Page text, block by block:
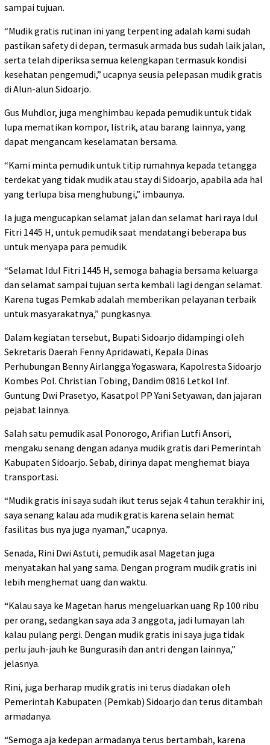
sampai tujuan.
“Mudik gratis rutinan ini yang terpenting adalah kami sudah
pastikan safety di depan, termasuk armada bus sudah laik jalan,
serta telah diperiksa semua kelengkapan termasuk kondisi
kesehatan pengemudi,” ucapnya seusia pelepasan mudik gratis
di Alun-alun Sidoarjo.
Gus Muhdlor, juga menghimbau kepada pemudik untuk tidak
lupa mematikan kompor, listrik, atau barang lainnya, yang
dapat mengancam keselamatan bersama.
“Kami minta pemudik untuk titip rumahnya kepada tetangga
terdekat yang tidak mudik atau stay di Sidoarjo, apabila ada hal
yang terlupa bisa menghubungi,” imbaunya.
Ia juga mengucapkan selamat jalan dan selamat hari raya Idul
Fitri 1445 H, untuk pemudik saat mendatangi beberapa bus
untuk menyapa para pemudik.
“Selamat Idul Fitri 1445 H, semoga bahagia bersama keluarga
dan selamat sampai tujuan serta kembali lagi dengan selamat.
Karena tugas Pemkab adalah memberikan pelayanan terbaik
untuk masyarakatnya,” pungkasnya.
Dalam kegiatan tersebut, Bupati Sidoarjo didampingi oleh
Sekretaris Daerah Fenny Apridawati, Kepala Dinas
Perhubungan Benny Airlangga Yogaswara, Kapolresta Sidoarjo
Kombes Pol. Christian Tobing, Dandim 0816 Letkol Inf.
Guntung Dwi Prasetyo, Kasatpol PP Yani Setyawan, dan jajaran
pejabat lainnya.
Salah satu pemudik asal Ponorogo, Arifian Lutfi Ansori,
mengaku senang dengan adanya mudik gratis dari Pemerintah
Kabupaten Sidoarjo. Sebab, dirinya dapat menghemat biaya
transportasi.
“Mudik gratis ini saya sudah ikut terus sejak 4 tahun terakhir ini,
saya senang kalau ada mudik gratis karena selain hemat
fasilitas bus nya juga nyaman,” ucapnya.
Senada, Rini Dwi Astuti, pemudik asal Magetan juga
menyatakan hal yang sama. Dengan program mudik gratis ini
lebih menghemat uang dan waktu.
“Kalau saya ke Magetan harus mengeluarkan uang Rp 100 ribu
per orang, sedangkan saya ada 3 anggota, jadi lumayan lah
kalau pulang pergi. Dengan mudik gratis ini saya juga tidak
perlu jauh-jauh ke Bungurasih dan antri dengan lainnya,”
jelasnya.
Rini, juga berharap mudik gratis ini terus diadakan oleh
Pemerintah Kabupaten (Pemkab) Sidoarjo dan terus ditambah
armadanya.
“Semoga aja kedepan armadanya terus bertambah, karena